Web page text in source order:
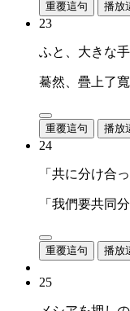
重覆這句 播放
23
ふと、大きな
驀然、疊上了
重覆這句 播放
24
「共に分け合
「我們要共同
重覆這句 播放
25